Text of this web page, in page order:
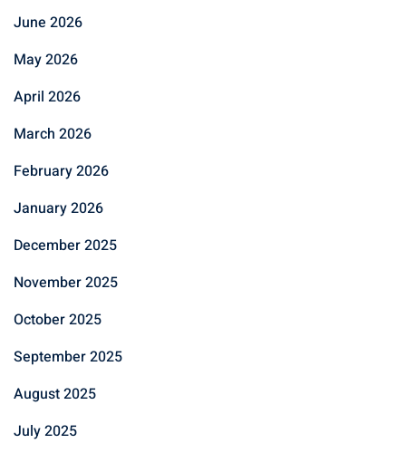
June 2026
May 2026
April 2026
March 2026
February 2026
January 2026
December 2025
November 2025
October 2025
September 2025
August 2025
July 2025